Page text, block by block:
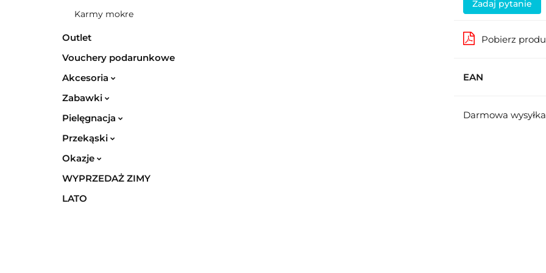
Karmy mokre
Outlet
Vouchery podarunkowe
Akcesoria
Zabawki
Pielęgnacja
Przekąski
Okazje
WYPRZEDAŻ ZIMY
LATO
Zadaj pytanie
Pobierz
EAN
Darmowa